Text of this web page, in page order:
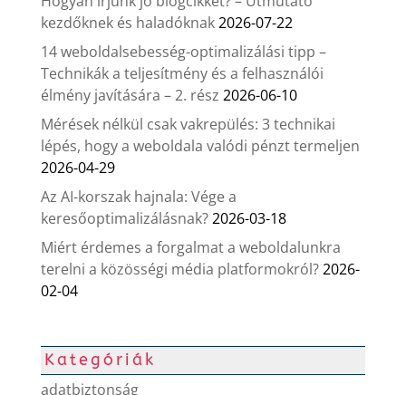
kezdőknek és haladóknak2026-07-22
14 weboldalsebesség-optimalizálási tipp –
Technikák a teljesítmény és a felhasználói
élmény javítására – 2. rész 2026-06-10
Mérések nélkül csak vakrepülés: 3 technikai
lépés, hogy a weboldala valódi pénzt termeljen
2026-04-29
Az AI-korszak hajnala: Vége a
keresőoptimalizálásnak?2026-03-18
Miért érdemes a forgalmat a weboldalunkra
terelni a közösségi média platformokról?2026-
02-04
Kategóriák
adatbiztonság